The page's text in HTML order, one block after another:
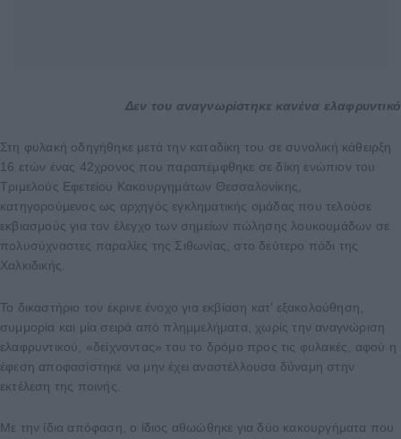
Δεν του αναγνωρίστηκε κανένα ελαφρυντικό
Στη φυλακή οδηγήθηκε μετά την καταδίκη του σε συνολική κάθειρξη
16 ετών ένας 42χρονος που παραπέμφθηκε σε δίκη ενώπιον του
Τριμελούς Εφετείου Κακουργημάτων Θεσσαλονίκης,
κατηγορούμενος ως αρχηγός εγκληματικής ομάδας που τελούσε
εκβιασμούς για τον έλεγχο των σημείων πώλησης λουκουμάδων σε
πολυσύχναστες παραλίες της Σιθωνίας, στο δεύτερο πόδι της
Χαλκιδικής.
Το δικαστήριο τον έκρινε ένοχο για εκβίαση κατ’ εξακολούθηση,
συμμορία και μία σειρά από πλημμελήματα, χωρίς την αναγνώριση
ελαφρυντικού, «δείχνοντας» του το δρόμο προς τις φυλακές, αφού η
έφεση αποφασίστηκε να μην έχει αναστέλλουσα δύναμη στην
εκτέλεση της ποινής.
Με την ίδια απόφαση, ο ίδιος αθωώθηκε για δύο κακουργήματα που